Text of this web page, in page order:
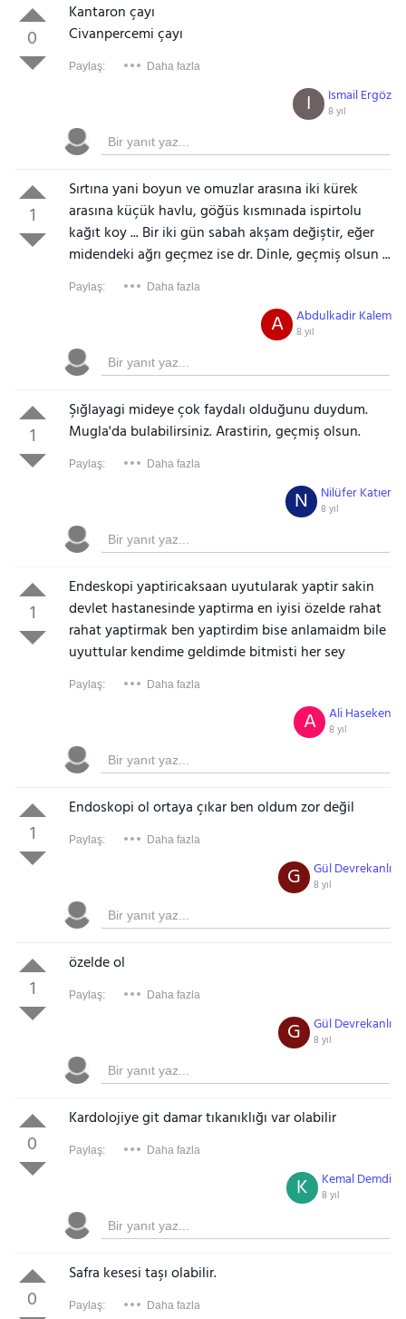
0
Kantaron çayı
Civanpercemi çayı
Paylaş: Daha fazla
Ismail Ergöz
8 yıl
I
1
Sırtına yani boyun ve omuzlar arasına iki kürek
arasına küçük havlu, göğüs kısmınada ispirtolu
kağıt koy ... Bir iki gün sabah akşam değiştir, eğer
midendeki ağrı geçmez ise dr. Dinle, geçmiş olsun ...
Paylaş: Daha fazla
Abdulkadir Kalem
8 yıl
A
1
Şığlayagi mideye çok faydalı olduğunu duydum.
Mugla'da bulabilirsiniz. Arastirin, geçmiş olsun.
Paylaş: Daha fazla
Nilüfer Katıer
8 yıl
N
1
Endeskopi yaptiricaksaan uyutularak yaptir sakin
devlet hastanesinde yaptirma en iyisi özelde rahat
rahat yaptirmak ben yaptirdim bise anlamaidm bile
uyuttular kendime geldimde bitmisti her sey
Paylaş: Daha fazla
Ali Haseken
8 yıl
A
1
Endoskopi ol ortaya çıkar ben oldum zor değil
Paylaş: Daha fazla
Gül Devrekanlı
8 yıl
G
1
özelde ol
Paylaş: Daha fazla
Gül Devrekanlı
8 yıl
G
0
Kardolojiye git damar tıkanıklığı var olabilir
Paylaş: Daha fazla
Kemal Demdi
8 yıl
K
0
Safra kesesi taşı olabilir.
Paylaş: Daha fazla